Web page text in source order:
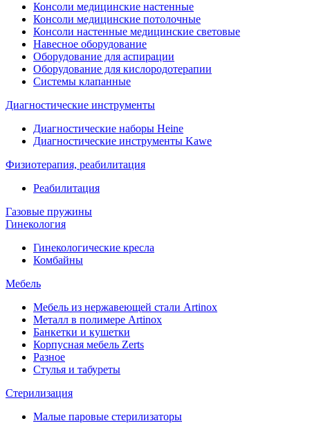
Консоли медицинские настенные
Консоли медицинские потолочные
Консоли настенные медицинские световые
Навесное оборудование
Оборудование для аспирации
Оборудование для кислородотерапии
Системы клапанные
Диагностические инструменты
Диагностические наборы Heine
Диагностические инструменты Kawe
Физиотерапия, реабилитация
Реабилитация
Газовые пружины
Гинекология
Гинекологические кресла
Комбайны
Мебель
Мебель из нержавеющей стали Artinox
Металл в полимере Artinox
Банкетки и кушетки
Корпусная мебель Zerts
Разное
Стулья и табуреты
Стерилизация
Малые паровые стерилизаторы